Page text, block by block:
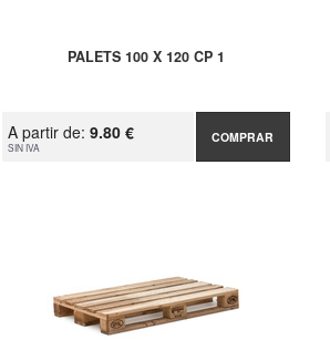
PALETS 100 X 120 CP 1
A partir de: 9.80 €
SIN IVA
COMPRAR